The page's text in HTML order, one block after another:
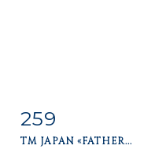
Item detail
259
TM JAPAN «FATHER...